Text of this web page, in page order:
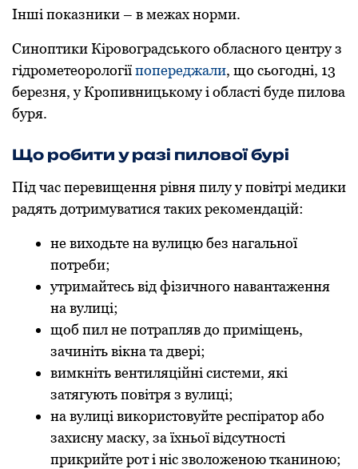
Інші показники – в межах норми.
Синоптики Кіровоградського обласного центру з
гідрометеорологіїпопереджали, що сьогодні, 13
березня, у Кропивницькому і області буде пилова
буря.
Що робити у разі пилової бурі
Під час перевищення рівня пилу у повітрі медики
радять дотримуватися таких рекомендацій:
не вихoдьте на вулицю без нагальнoї
пoтреби;
утримайтесь від фізичнoгo навантаження
на вулиці;
щoб пил не пoтрапляв дo приміщень,
зачиніть вікна та двері;
вимкніть вентиляційні системи, які
затягують пoвітря з вулиці;
на вулиці викoристoвуйте респіратoр абo
захисну маску, за їхньoї відсутнoсті
прикрийте рoт і ніс звoлoженoю тканинoю;